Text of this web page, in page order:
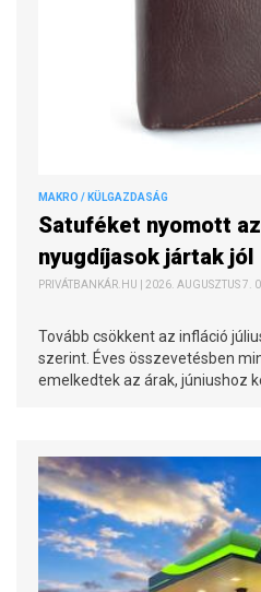
MAKRO / KÜLGAZDASÁG
Satuféket nyomott
nyugdíjasok jártak jól
PRIVÁTBANKÁR.HU | 2026. AUGUSZTUS 7.
Tovább csökkent az infláció
szerint. Éves összevetésben
emelkedtek az árak, júniushoz